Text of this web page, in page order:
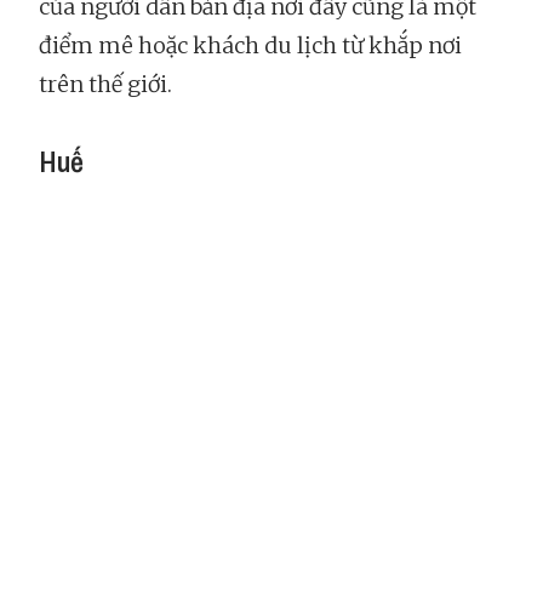
của người dân bản địa nơi đây cũng là một
điểm mê hoặc khách du lịch từ khắp nơi
trên thế giới.
Huế